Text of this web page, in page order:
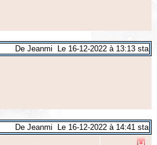
De Jeanmi Le 16-12-2022 à 13:13 sta
De Jeanmi Le 16-12-2022 à 14:41 sta